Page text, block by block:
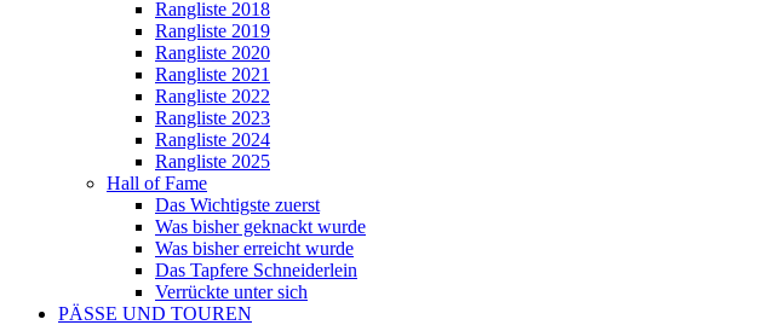
Rangliste 2018
Rangliste 2019
Rangliste 2020
Rangliste 2021
Rangliste 2022
Rangliste 2023
Rangliste 2024
Rangliste 2025
Hall of Fame
Das Wichtigste zuerst
Was bisher geknackt wurde
Was bisher erreicht wurde
Das Tapfere Schneiderlein
Verrückte unter sich
PÄSSE UND TOUREN